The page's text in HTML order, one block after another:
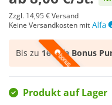
Zzgl. 14,95 €Versand
Keine Versandkosten mit
Bis zu 16 Alfa Bonus
Produkt auf Lager